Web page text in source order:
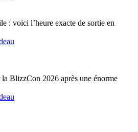
: voici l’heure exacte de sortie en
BlizzCon 2026 après une énorme